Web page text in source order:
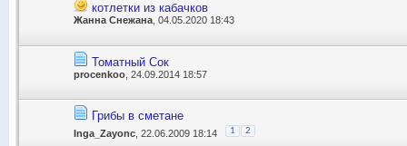
котлетки из кабачков
Жанна Снежана , 04.05.2020 18:43
Томатный Сок
procenkoo , 24.09.2014 18:57
Грибы в сметане
Inga_Zayonc , 22.06.2009 18:14 1 2